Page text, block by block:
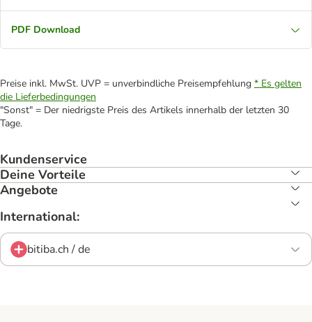
PDF Download
Preise inkl. MwSt. UVP = unverbindliche Preisempfehlung * Es gelten
die Lieferbedingungen
"Sonst" = Der niedrigste Preis des Artikels innerhalb der letzten 30
Tage.
Kundenservice
Deine Vorteile
Angebote
International:
bitiba.ch / de